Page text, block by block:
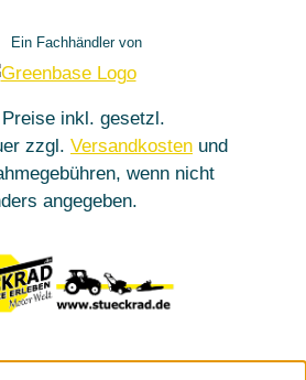
Ein Fachhändler von
inkl. gesetzl.
zzgl. Versandkosten und
wenn nicht
angegeben.